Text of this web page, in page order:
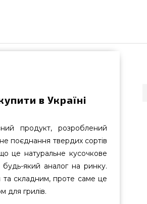
в Україні
продукт, розроблений
поєднання твердих сортів
це натуральне кусочкове
який аналог на ринку.
складним, проте саме це
для грилів.